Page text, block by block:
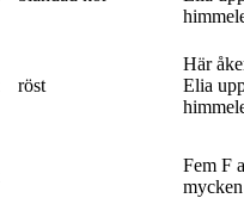
röst
Här
Elia
Fem F